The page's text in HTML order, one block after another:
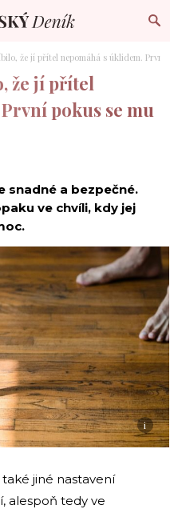
že jí přítel nepomáhá s úklidem. První
že jí přítel
pokus se mu
snadné a bezpečné.
ve chvíli, kdy jej
i
jiné nastavení
alespoň tedy ve